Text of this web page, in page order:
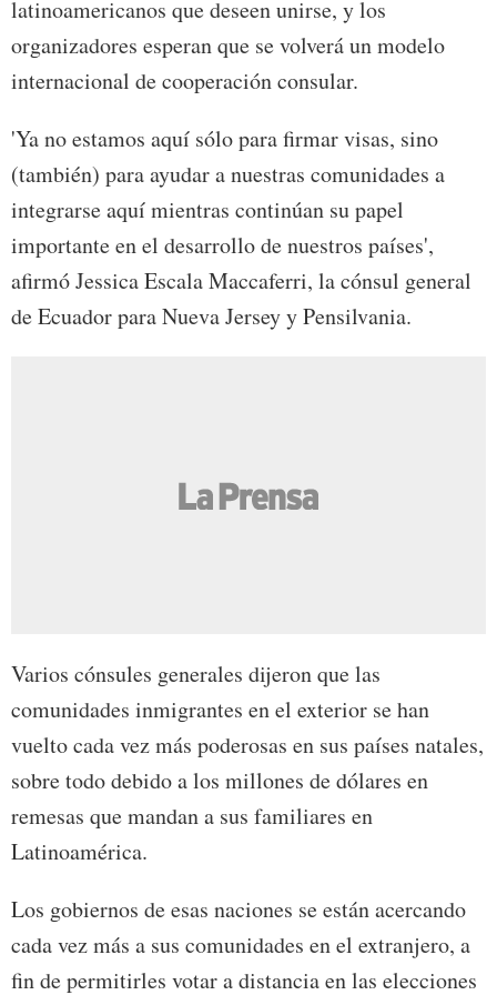
latinoamericanos que deseen unirse, y los
organizadores esperan que se volverá un modelo
internacional de cooperación consular.
'Ya no estamos aquí sólo para firmar visas, sino
(también) para ayudar a nuestras comunidades a
integrarse aquí mientras continúan su papel
importante en el desarrollo de nuestros países',
afirmó Jessica Escala Maccaferri, la cónsul general
de Ecuador para Nueva Jersey y Pensilvania.
Varios cónsules generales dijeron que las
comunidades inmigrantes en el exterior se han
vuelto cada vez más poderosas en sus países natales,
sobre todo debido a los millones de dólares en
remesas que mandan a sus familiares en
Latinoamérica.
Los gobiernos de esas naciones se están acercando
cada vez más a sus comunidades en el extranjero, a
fin de permitirles votar a distancia en las elecciones